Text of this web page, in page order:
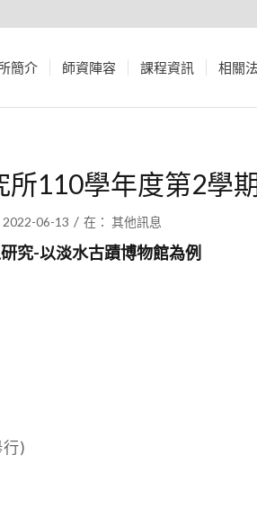
簡介 師資陣容 課程資訊 相關
110學年度第2學
2022-06-13 / 在： 其他訊息
究-以淡水古蹟博物館為例
)